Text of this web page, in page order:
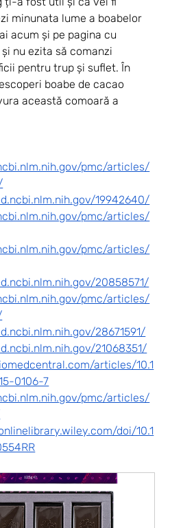
minunata lume a boabelor
acum și pe pagina cu
nu ezita să comanzi
pentru trup și suflet. În
boabe de cacao
această comoară a
pmc/articles/
19942640/
pmc/articles/
pmc/articles/
20858571/
pmc/articles/
28671591/
21068351/
articles/10.1
0106-7
pmc/articles/
doi/10.1